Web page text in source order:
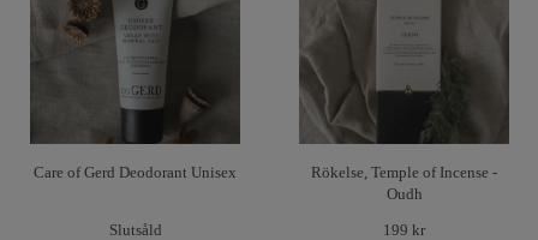
Care of Gerd Deodorant Unisex
Slutsåld
Rökelse, Temple of Incense -
Oudh
199 kr